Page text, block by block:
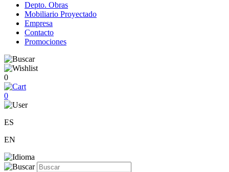
Depto. Obras
Mobiliario Proyectado
Empresa
Contacto
Promociones
0
0
ES
EN